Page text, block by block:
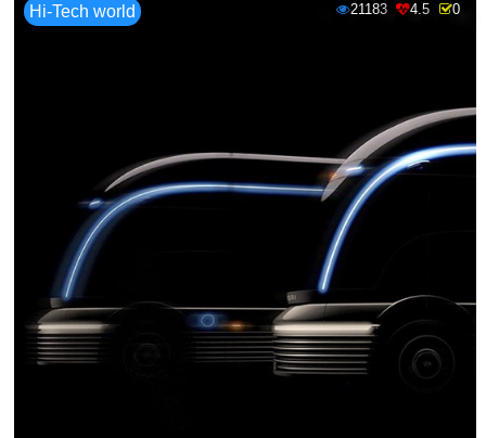
Hi-Tech world 21183 4.5 0